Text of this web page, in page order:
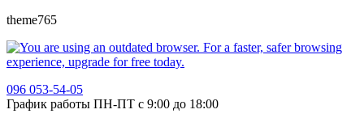
theme765
096 053-54-05
График работы ПН-ПТ с 9:00 до 18:00